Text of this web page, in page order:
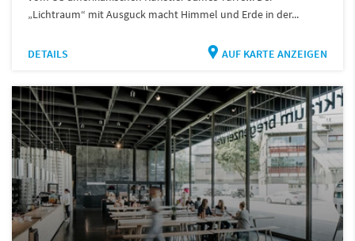
„Lichtraum“ mit Ausguck macht Himmel und Erde in der...
DETAILS AUF KARTE ANZEIGEN